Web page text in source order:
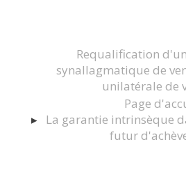
Requalification
synallagmatique de
unilatérale de
Page
La garantie intrinsèque
futur